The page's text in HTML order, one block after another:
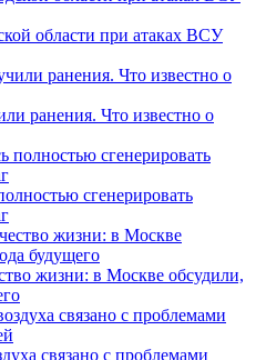
области при атаках ВСУ
ранения. Что известно о
сгенерировать
жизни: в Москве обсудили,
связано с проблемами